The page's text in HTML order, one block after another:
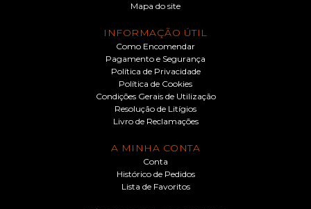
Mapa do site
INFORMAÇÃO ÚTIL
Como Encomendar
Pagamento e Segurança
Política de Privacidade
Política de Cookies
Condições Gerais de Utilização
Resolução de Litígios
Livro de Reclamações
A MINHA CONTA
Conta
Histórico de Pedidos
Lista de Favoritos